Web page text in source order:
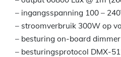
– ingangsspanning 100 –
– stroomverbruik 300W op
– besturing on-board dimmer
– besturingsprotocol DMX-